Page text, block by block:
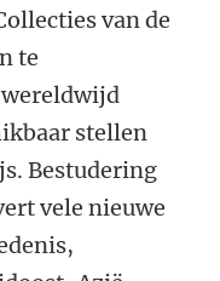
van de
te
stellen
Bestudering
vele nieuwe